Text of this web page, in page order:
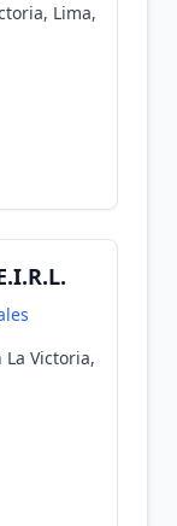
Lima,
La Victoria,